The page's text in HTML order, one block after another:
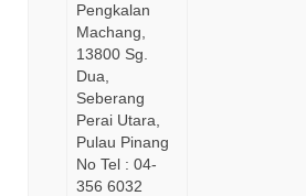
Pengkalan
Machang,
13800 Sg.
Dua,
Seberang
Perai Utara,
Pulau Pinang
No Tel : 04-
356 6032